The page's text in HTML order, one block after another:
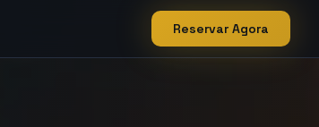
Reservar Agora